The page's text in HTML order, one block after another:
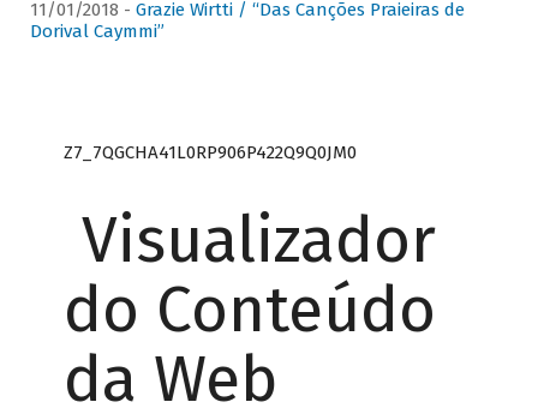
11/01/2018 - Grazie Wirtti / “Das Canções Praieiras de
Dorival Caymmi”
Z7_7QGCHA41L0RP906P422Q9Q0JM0
Visualizador
do Conteúdo
da Web